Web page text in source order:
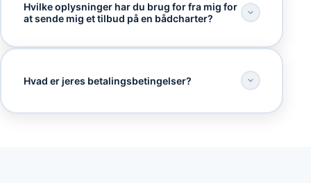
Hvilke oplysninger har du brug for fra mig for
at sende mig et tilbud på en bådcharter?
Hvad er jeres betalingsbetingelser?